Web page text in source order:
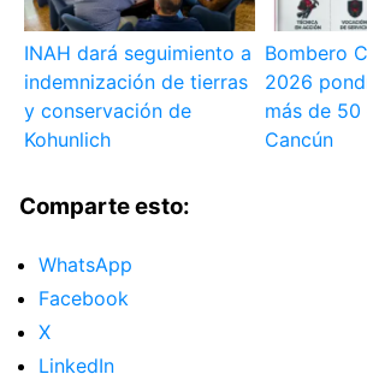
INAH dará seguimiento a
indemnización de tierras
y conservación de
Kohunlich
Bombero
2026
más de 50
Cancún
Comparte esto:
WhatsApp
Facebook
X
LinkedIn